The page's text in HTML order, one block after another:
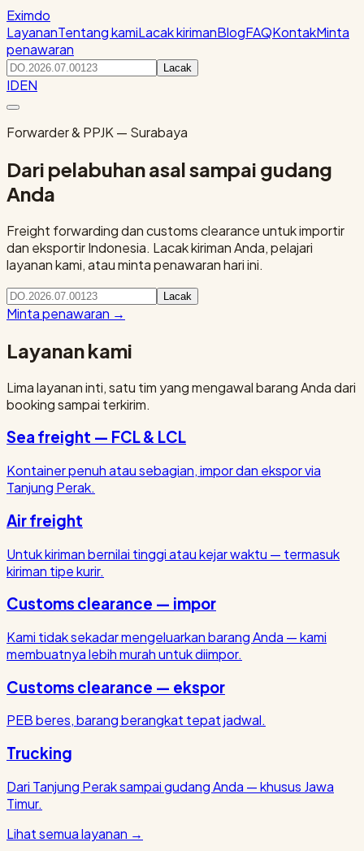
Eximdo
LayananTentang kamiLacak kirimanBlogFAQKontakMinta
penawaran
Lacak
IDEN
Forwarder & PPJK — Surabaya
Dari pelabuhan asal sampai gudang
Anda
Freight forwarding dan customs clearance untuk importir
dan eksportir Indonesia. Lacak kiriman Anda, pelajari
layanan kami, atau minta penawaran hari ini.
Lacak
Minta penawaran →
Layanan kami
Lima layanan inti, satu tim yang mengawal barang Anda dari
booking sampai terkirim.
Sea freight — FCL & LCL
Kontainer penuh atau sebagian, impor dan ekspor via
Tanjung Perak.
Air freight
Untuk kiriman bernilai tinggi atau kejar waktu — termasuk
kiriman tipe kurir.
Customs clearance — impor
Kami tidak sekadar mengeluarkan barang Anda — kami
membuatnya lebih murah untuk diimpor.
Customs clearance — ekspor
PEB beres, barang berangkat tepat jadwal.
Trucking
Dari Tanjung Perak sampai gudang Anda — khusus Jawa
Timur.
Lihat semua layanan →